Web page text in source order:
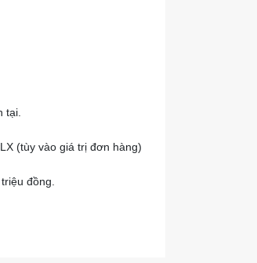
tại.
(tùy vào giá trị đơn hàng)
đồng.